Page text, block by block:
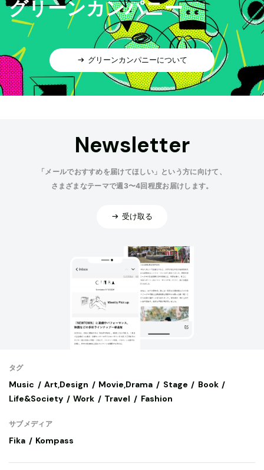
グリーンカンパニー
グリーンカンパニーについて
Newsletter
「メールでおすすめを届けてほしい」という方に向けて、
さまざまなテーマで週3〜4回程度お届けします。
受け取る
タグ
Music Art,Design Movie,Drama Stage
Book
Life&Society
Work Travel Fashion
サブメディア
Fika Kompass